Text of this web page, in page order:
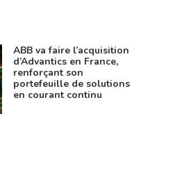
ABB va faire l’acquisition
d’Advantics en France,
renforçant son
portefeuille de solutions
en courant continu